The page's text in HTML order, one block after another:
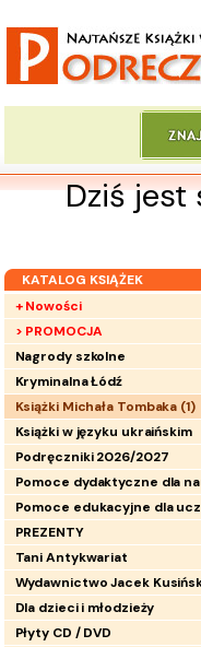
Dziś jest
KATALOG KSIĄŻEK
+ Nowości
> PROMOCJA
Nagrody szkolne
Kryminalna Łódź
Książki Michała Tombaka (1)
Książki w języku ukraińskim
Podręczniki 2026/2027
PREZENTY
Tani Antykwariat
Wydawnictwo Jacek
Dla dzieci i młodzieży
Płyty CD / DVD